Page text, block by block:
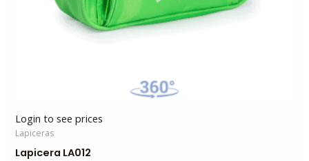
Login to see prices
Lapiceras
Lapicera LA012